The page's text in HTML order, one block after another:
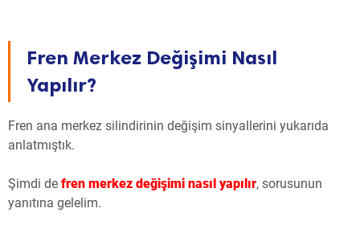
Fren Merkez Değişimi Nasıl
Yapılır?
Fren ana merkez silindirinin değişim sinyallerini yukarıda
anlatmıştık.
Şimdi de fren merkez değişimi nasıl yapılır, sorusunun
yanıtına gelelim.